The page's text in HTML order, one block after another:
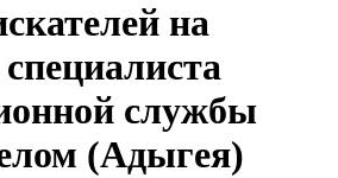
на
службы
(Адыгея)